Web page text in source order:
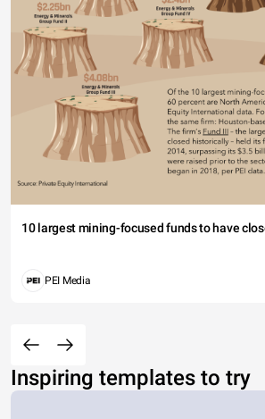
10 largest mining-focused funds to have
PEI Media
Inspiring templates to try